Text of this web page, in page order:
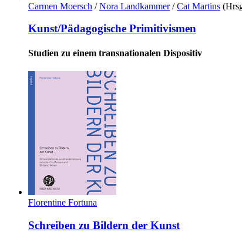
Carmen Moersch /Nora Landkammer/Cat Martins
Kunst/Pädagogische Primitivismen
Studien zu einem transnationalen Dispositiv
Florentine Fortuna
Schreiben zu Bildern der Kunst